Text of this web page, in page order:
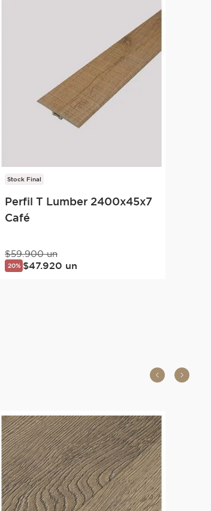
Stock Final
Perfil T Lumber 2400x45x7
Café
$59.900 un
20% $47.920 un